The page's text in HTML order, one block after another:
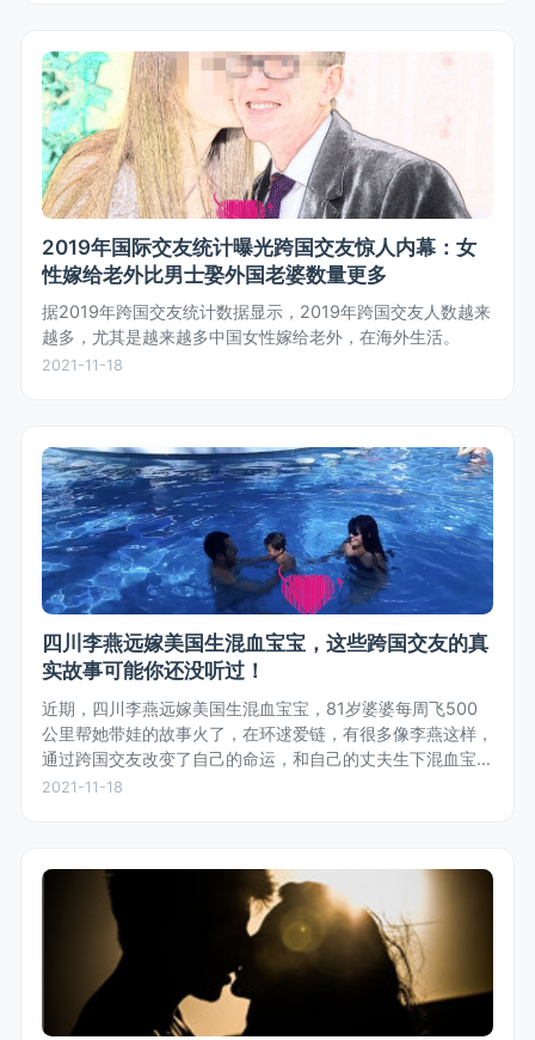
2019年国际交友统计曝光跨国交友惊人内幕：女
性嫁给老外比男士娶外国老婆数量更多
据2019年跨国交友统计数据显示，2019年跨国交友人数越来
越多，尤其是越来越多中国女性嫁给老外，在海外生活。
2021-11-18
四川李燕远嫁美国生混血宝宝，这些跨国交友的真
实故事可能你还没听过！
近期，四川李燕远嫁美国生混血宝宝，81岁婆婆每周飞500
公里帮她带娃的故事火了，在环逑爱链，有很多像李燕这样，
通过跨国交友改变了自己的命运，和自己的丈夫生下混血宝宝
的真实故事。
2021-11-18